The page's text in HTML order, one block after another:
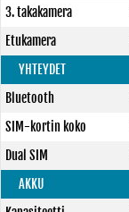
3. takakamera
Etukamera
YHTEYDET
Bluetooth
SIM-kortin koko
Dual SIM
AKKU